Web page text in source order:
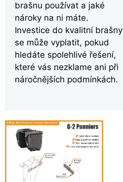
brašnu používat a jaké
nároky na ni máte.
Investice do kvalitní brašny
se může vyplatit, pokud
hledáte spolehlivé řešení,
které vás nezklame ani při
náročnějších podmínkách.